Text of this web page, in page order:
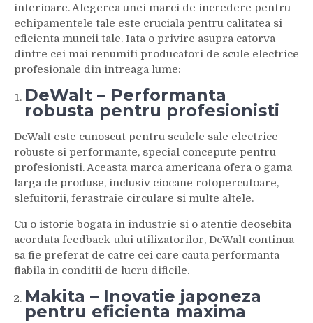
interioare. Alegerea unei marci de incredere pentru
echipamentele tale este cruciala pentru calitatea si
eficienta muncii tale. Iata o privire asupra catorva
dintre cei mai renumiti producatori de scule electrice
profesionale din intreaga lume:
DeWalt – Performanta
robusta pentru profesionisti
DeWalt este cunoscut pentru sculele sale electrice
robuste si performante, special concepute pentru
profesionisti. Aceasta marca americana ofera o gama
larga de produse, inclusiv ciocane rotopercutoare,
slefuitorii, ferastraie circulare si multe altele.
Cu o istorie bogata in industrie si o atentie deosebita
acordata feedback-ului utilizatorilor, DeWalt continua
sa fie preferat de catre cei care cauta performanta
fiabila in conditii de lucru dificile.
Makita – Inovatie japoneza
pentru eficienta maxima